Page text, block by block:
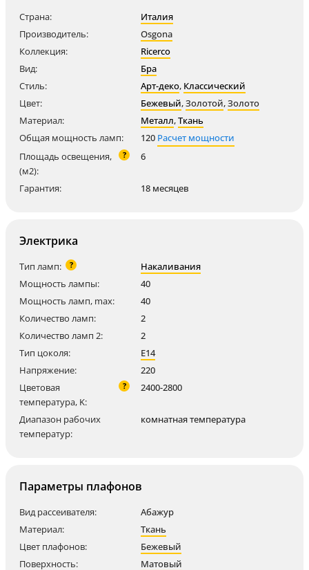
Страна:
Италия
Производитель:
Osgona
Коллекция:
Ricerco
Вид:
Бра
Стиль:
Арт-деко, Классический
Цвет:
Бежевый,Золотой,Золото
Материал:
Металл,Ткань
Общая мощность ламп:
120 Расчет мощности
Площадь освещения,
(м2):
? 6
Гарантия: 18 месяцев
Электрика
Тип ламп: ?
Накаливания
Мощность лампы:
40
Мощность ламп, max:
40
Количество ламп:
2
Количество ламп 2:
2
Тип цоколя:
E14
Напряжение:
220
Цветовая
температура, K:
? 2400-2800
Диапазон рабочих
температур:
комнатная температура
Параметры плафонов
Вид рассеивателя:
Абажур
Материал:
Ткань
Цвет плафонов:
Бежевый
Поверхность:
Матовый